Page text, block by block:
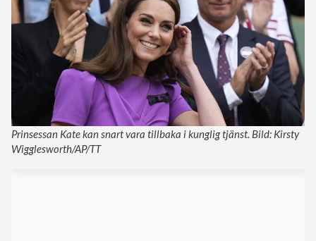
Prinsessan Kate kan snart vara tillbaka i kunglig tjänst. Bild: Kirsty
Wigglesworth/AP/TT